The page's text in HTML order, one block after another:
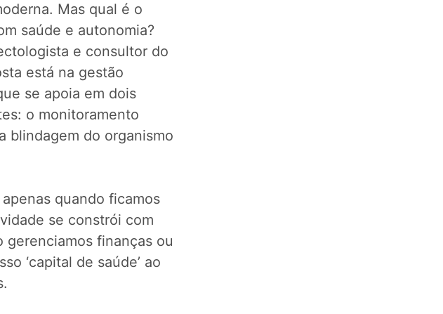
Mas qual é o
saúde e autonomia?
e consultor do
está na gestão
se apoia em dois
o monitoramento
blindagem do organismo
quando ficamos
se constrói com
gerenciamos finanças ou
‘capital de saúde’ ao